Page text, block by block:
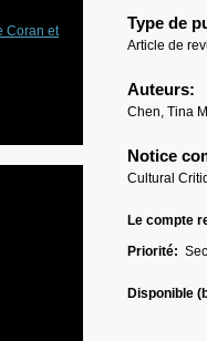
Type de
Article de
Auteurs:
Chen, Tina
Notice
Cultural
Le compte
Priorité:
Disponible
Coran et